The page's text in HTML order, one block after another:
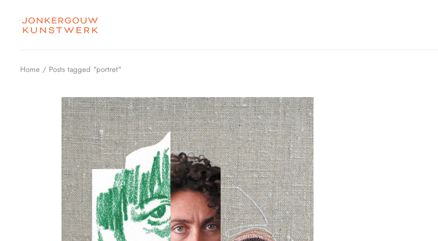
content
Home Posts tagged "portret"